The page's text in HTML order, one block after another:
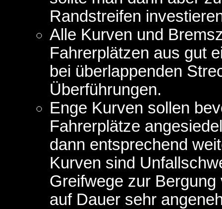
Randstreifen
Alle Kurven und
Fahrerplätzen aus gut
bei überlappenden
Überführungen.
Enge Kurven sollen
Fahrerplätze
dann entsprechend
Kurven sind
Greifwege zur
auf Dauer sehr